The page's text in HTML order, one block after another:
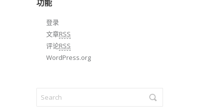
功能
登录
文章RSS
评论RSS
WordPress.org